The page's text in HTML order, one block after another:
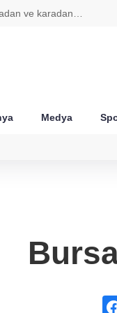
ve karadan
0,0018
Medya